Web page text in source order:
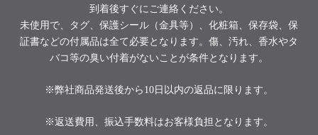
到着後すぐにご連絡ください。
未使用で、タグ、保護シール（金具等）、化粧箱、保存袋、保
証書などの付属品は全て必要となります。傷、汚れ、香水やタ
バコ等の臭い付着がないことが条件となります。
※弊社商品発送後から10日以内の返品に限ります。
※返送費用、振込手数料はお客様負担となります。